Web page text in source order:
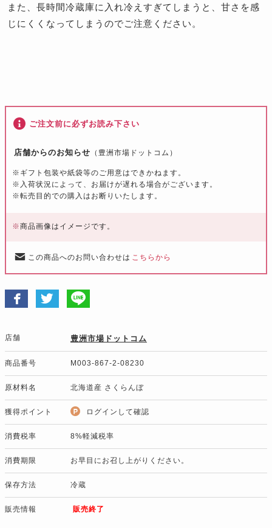
また、長時間冷蔵庫に入れ冷えすぎてしまうと、甘さを感
じにくくなってしまうのでご注意ください。
ご注文前に必ずお読み下さい
店舗からのお知らせ （豊洲市場ドットコム）
※ギフト包装や紙袋等のご用意はできかねます。
※入荷状況によって、お届けが遅れる場合がございます。
※転売目的での購入はお断りいたします。
※商品画像はイメージです。
この商品へのお問い合わせは こちらから
店舗 豊洲市場ドットコム
商品番号 M003-867-2-08230
原材料名 北海道産 さくらんぼ
獲得ポイント ログインして確認
消費税率 8%軽減税率
消費期限 お早目にお召し上がりください。
保存方法 冷蔵
販売情報 販売終了